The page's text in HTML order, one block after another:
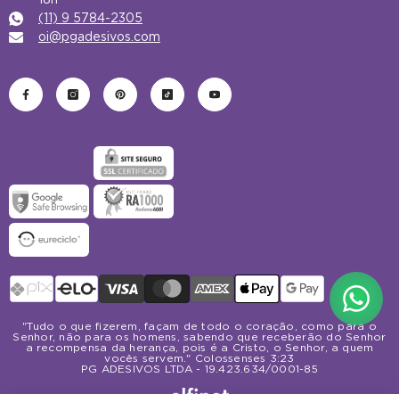
(11) 9 5784-2305
oi@pgadesivos.com
Formas
de
"Tudo o que fizerem, façam de todo o coração, como para o
Senhor, não para os homens, sabendo que receberão do Senhor
a recompensa da herança, pois é a Cristo, o Senhor, a quem
vocês servem." Colossenses 3:23
PG ADESIVOS LTDA - 19.423.634/0001-85